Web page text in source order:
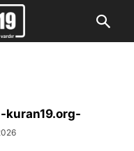
kuran19.org-